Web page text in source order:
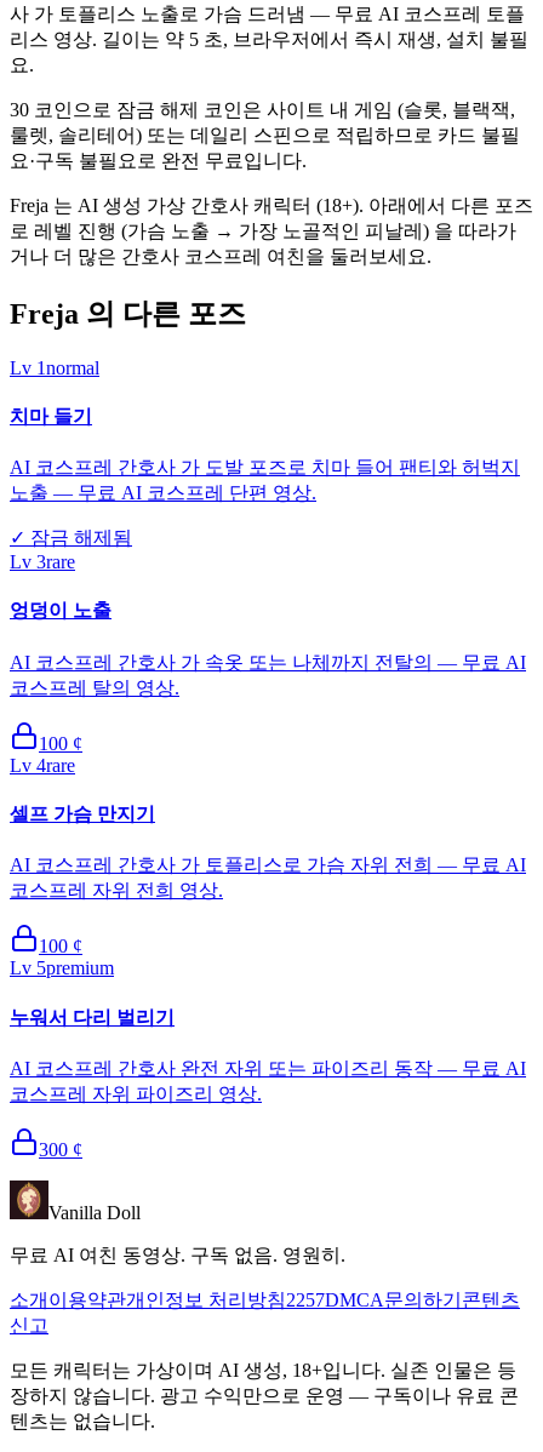
사 가 토플리스 노출로 가슴 드러냄 — 무료 AI 코스프레 토플
리스 영상. 길이는 약 5 초, 브라우저에서 즉시 재생, 설치 불필
요.
30 코인으로 잠금 해제 코인은 사이트 내 게임 (슬롯, 블랙잭,
룰렛, 솔리테어) 또는 데일리 스핀으로 적립하므로 카드 불필
요·구독 불필요로 완전 무료입니다.
Freja 는 AI 생성 가상 간호사 캐릭터 (18+). 아래에서 다른 포즈
로 레벨 진행 (가슴 노출 → 가장 노골적인 피날레) 을 따라가
거나 더 많은 간호사 코스프레 여친을 둘러보세요.
Freja 의 다른 포즈
Lv 1normal
치마 들기
AI 코스프레 간호사 가 도발 포즈로 치마 들어 팬티와 허벅지
노출 — 무료 AI 코스프레 단편 영상.
✓ 잠금 해제됨
Lv 3rare
엉덩이 노출
AI 코스프레 간호사 가 속옷 또는 나체까지 전탈의 — 무료 AI
코스프레 탈의 영상.
100 ¢
Lv 4rare
셀프 가슴 만지기
AI 코스프레 간호사 가 토플리스로 가슴 자위 전희 — 무료 AI
코스프레 자위 전희 영상.
100 ¢
Lv 5premium
누워서 다리 벌리기
AI 코스프레 간호사 완전 자위 또는 파이즈리 동작 — 무료 AI
코스프레 자위 파이즈리 영상.
300 ¢
Vanilla Doll
무료 AI 여친 동영상. 구독 없음. 영원히.
소개 이용약관개인정보 처리방침2257DMCA문의하기 콘텐츠
신고
모든 캐릭터는 가상이며 AI 생성, 18+입니다. 실존 인물은 등
장하지 않습니다. 광고 수익만으로 운영 — 구독이나 유료 콘
텐츠는 없습니다.